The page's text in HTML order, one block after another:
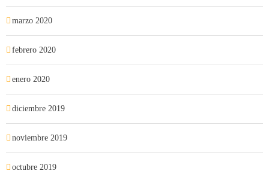
marzo 2020
febrero 2020
enero 2020
diciembre 2019
noviembre 2019
octubre 2019